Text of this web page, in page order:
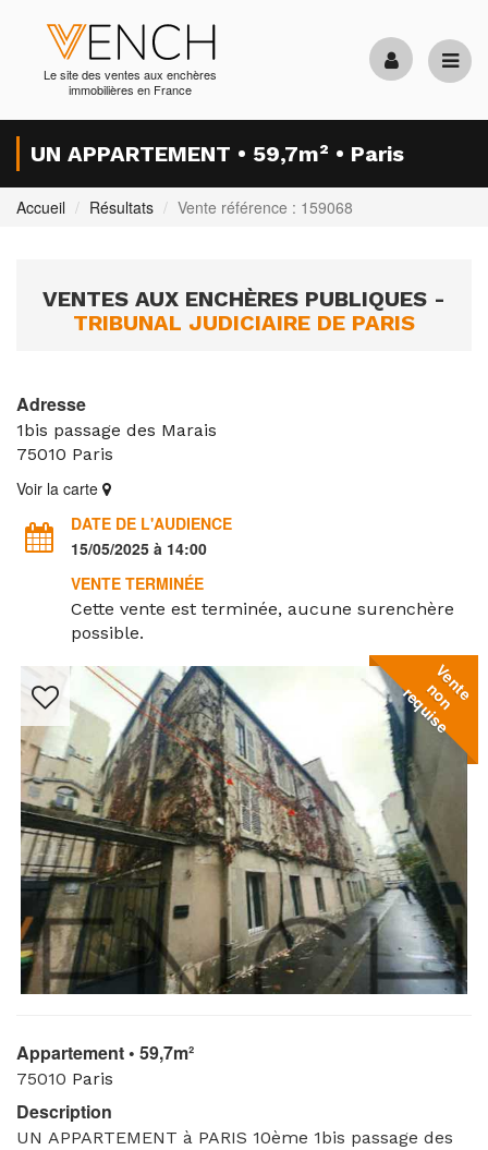
Le site des ventes aux enchères
immobilières en France
UN APPARTEMENT • 59,7m² • Paris
Accueil Résultats Vente référence : 159068
VENTES AUX ENCHÈRES PUBLIQUES -
TRIBUNAL JUDICIAIRE DE PARIS
Adresse
1bis passage des Marais
75010 Paris
Voir la carte
DATE DE L'AUDIENCE
15/05/2025 à 14:00
VENTE TERMINÉE
Cette vente est terminée, aucune surenchère
possible.
V
e
n
t
e
n
o
n
r
e
q
u
i
s
e
Appartement • 59,7m²
75010 Paris
Description
UN APPARTEMENT à PARIS 10ème 1bis passage des